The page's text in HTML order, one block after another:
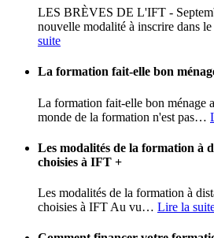
LES BRÈVES DE L'IFT -
nouvelle modalité à inscrire dans
suite
La formation fait-elle bon
La formation fait-elle bon ménage
monde de la formation n'est pas…
Les modalités de la formation à
choisies à IFT +
Les modalités de la formation à
choisies à IFT Au vu… Lire la